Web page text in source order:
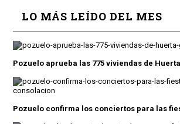
LO MÁS LEÍDO DEL MES
Pozuelo aprueba las 775 viviendas de
Pozuelo confirma los conciertos para las